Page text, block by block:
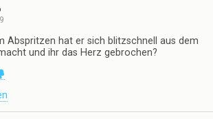
Abspritzen hat er sich blitzschnell aus dem
und ihr das Herz gebrochen?